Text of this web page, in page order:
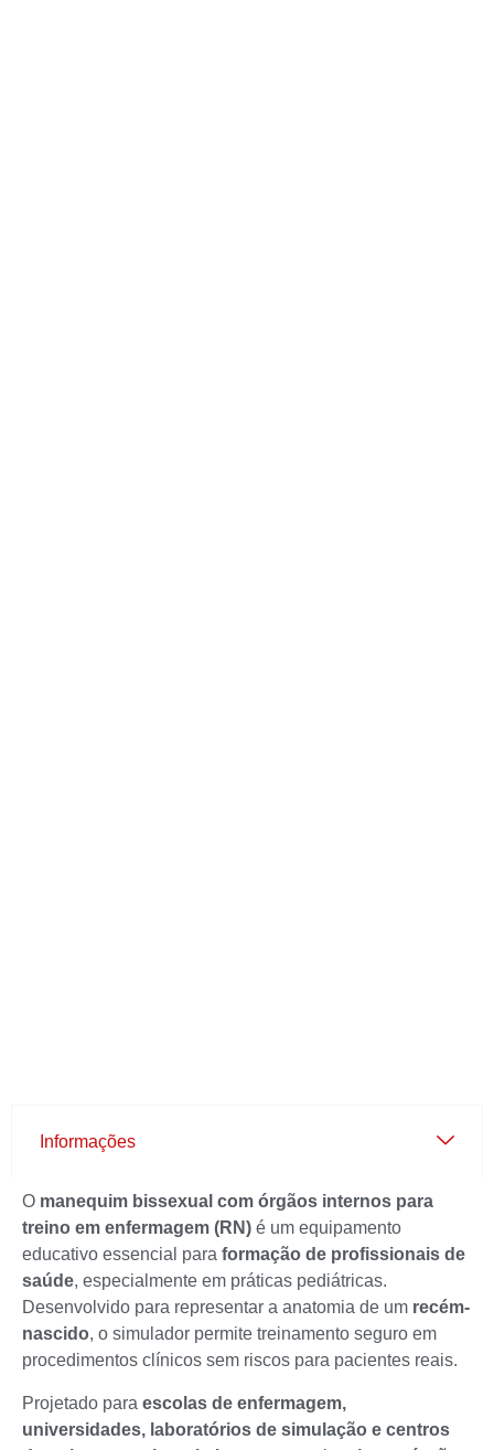
Informações
O manequim bissexual com órgãos internos para
treino em enfermagem (RN) é um equipamento
educativo essencial para formação de profissionais de
saúde, especialmente em práticas pediátricas.
Desenvolvido para representar a anatomia de um recém-
nascido, o simulador permite treinamento seguro em
procedimentos clínicos sem riscos para pacientes reais.
Projetado para escolas de enfermagem,
universidades, laboratórios de simulação e centros